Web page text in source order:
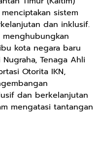
sistem
dan inklusif.
kota negara baru
Nugraha, Tenaga Ahli
Otorita IKN,
dan berkelanjutan
mengatasi tantangan